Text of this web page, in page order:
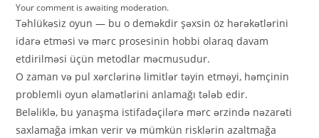
Your comment is awaiting moderation.
Təhlükəsiz oyun — bu o deməkdir şəxsin öz hərəkətlərini
idarə etməsi və mərc prosesinin hobbi olaraq davam
etdirilməsi üçün metodlar məcmusudur.
O zaman və pul xərclərinə limitlər təyin etməyi, həmçinin
problemli oyun əlamətlərini anlamağı tələb edir.
Beləliklə, bu yanaşma istifadəçilərə mərc ərzində nəzarəti
saxlamağa imkan verir və mümkün risklərin azaltmağa